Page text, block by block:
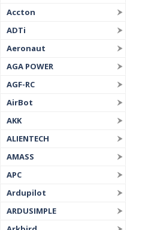
Accton
ADTi
Aeronaut
AGA POWER
AGF-RC
AirBot
AKK
ALIENTECH
AMASS
APC
Ardupilot
ARDUSIMPLE